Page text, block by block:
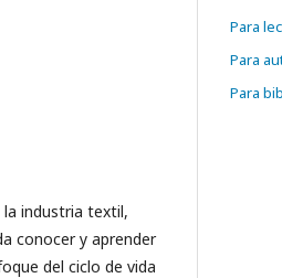
industria textil,
conocer y aprender
del ciclo de vida
Para
Para
Para